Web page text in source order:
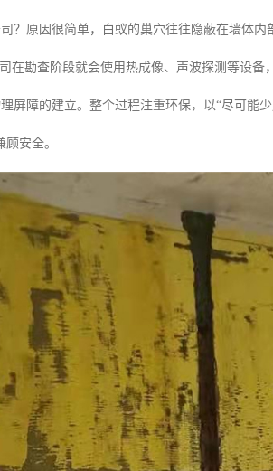
？原因很简单，白蚁的巢穴往往隐蔽在墙体
在勘查阶段就会使用热成像、声波探测等设
障的建立。整个过程注重环保，以“尽可能
安全。